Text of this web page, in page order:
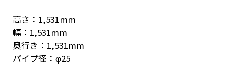
高さ：1,531mm
幅：1,531mm
奥行き：1,531mm
パイプ径：φ25